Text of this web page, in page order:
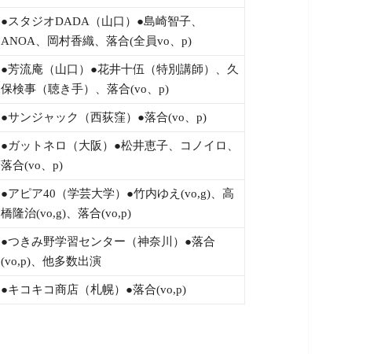
●スタジオDADA（山口）●島崎智子、
ANOA、岡村香織、落合(全員vo、p)
●芳流庵（山口）●花井十伍（特別講師）、久
保検事（聴き手）、落合(vo、p)
●サンジャック（西荻窪）●落合(vo、p)
●ガットネロ（大阪）●松井恵子、コノイロ、
落合(vo、p)
●アピア40（学芸大学）●竹内ゆえ(vo,g)、高
橋隆治(vo,g)、落合(vo,p)
●つきみ野学習センター（神奈川）●落合
(vo,p)、他多数出演
●キコキコ商店（札幌）●落合(vo,p)